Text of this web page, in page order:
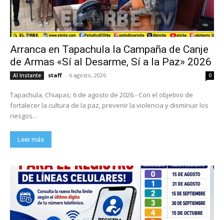
Arranca en Tapachula la Campaña de Canje
de Armas «Sí al Desarme, Sí a la Paz» 2026
Al Instante staff - 6 agosto, 2026 0
Tapachula, Chiapas; 6 de agosto de 2026.- Con el objetivo de
fortalecer la cultura de la paz, prevenir la violencia y disminuir los
riesgos...
Leer más